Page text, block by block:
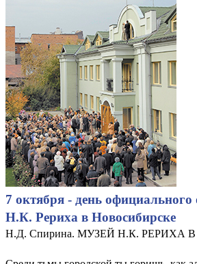
7 октября - день
Н.К. Рериха в Новосибирске
Н.Д. Спирина. МУЗЕЙ Н.К. РЕРИХА